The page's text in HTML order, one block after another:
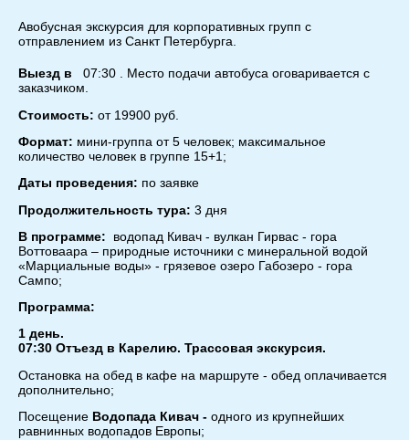
Авобусная экскурсия для корпоративных групп с
отправлением из Санкт Петербурга.
Выезд в
07:30 . Место подачи автобуса оговаривается с
заказчиком.
Стоимость: от 19900 руб.
Формат: мини-группа от 5 человек; максимальное
количество человек в группе 15+1;
Даты проведения: по заявке
Продолжительность тура: 3 дня
В программе:
водопад Кивач - вулкан Гирвас - гора
Воттоваара – природные источники с минеральной водой
«Марциальные воды» - грязевое озеро Габозеро - гора
Сампо;
Программа:
1 день.
07:30 Отъезд в Карелию. Трассовая экскурсия.
Остановка на обед в кафе на маршруте - обед оплачивается
дополнительно;
Посещение Водопада Кивач - одного из крупнейших
равнинных водопадов Европы;